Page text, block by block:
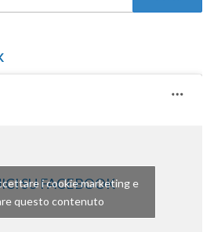
SU FACEBOOK
i cookie marketing e
questo contenuto